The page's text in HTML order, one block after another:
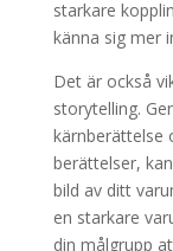
starkare
känna sig mer
Det är också
storytelling.
kärnberättelse
berättelser,
bild av ditt
en starkare
din målgrupp